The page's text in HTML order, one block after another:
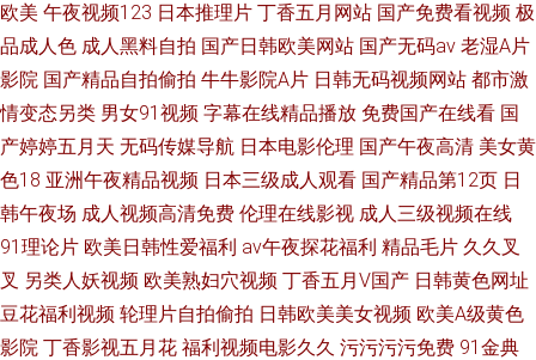
欧美 午夜视频123 日本推理片 丁香五月网站 国产免费看视频 极
品成人色 成人黑料自拍 国产日韩欧美网站 国产无码av 老湿A片
影院 国产精品自拍偷拍 牛牛影院A片 日韩无码视频网站 都市激
情变态另类 男女91视频 字幕在线精品播放 免费国产在线看 国
产婷婷五月天 无码传媒导航 日本电影伦理 国产午夜高清 美女黄
色18 亚洲午夜精品视频 日本三级成人观看 国产精品第12页 日
韩午夜场 成人视频高清免费 伦理在线影视 成人三级视频在线
91理论片 欧美日韩性爱福利 av午夜探花福利 精品毛片 久久叉
叉 另类人妖视频 欧美熟妇穴视频 丁香五月V国产 日韩黄色网址
豆花福利视频 轮理片自拍偷拍 日韩欧美美女视频 欧美A级黄色
影院 丁香影视五月花 福利视频电影久久 污污污污免费 91金典